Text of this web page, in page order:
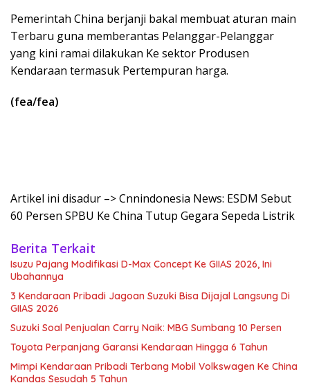
Pemerintah China berjanji bakal membuat aturan main
Terbaru guna memberantas Pelanggar-Pelanggar
yang kini ramai dilakukan Ke sektor Produsen
Kendaraan termasuk Pertempuran harga.
(fea/fea)
Artikel ini disadur –> Cnnindonesia News: ESDM Sebut
60 Persen SPBU Ke China Tutup Gegara Sepeda Listrik
Berita Terkait
Isuzu Pajang Modifikasi D-Max Concept Ke GIIAS 2026, Ini
Ubahannya
3 Kendaraan Pribadi Jagoan Suzuki Bisa Dijajal Langsung Di
GIIAS 2026
Suzuki Soal Penjualan Carry Naik: MBG Sumbang 10 Persen
Toyota Perpanjang Garansi Kendaraan Hingga 6 Tahun
Mimpi Kendaraan Pribadi Terbang Mobil Volkswagen Ke China
Kandas Sesudah 5 Tahun